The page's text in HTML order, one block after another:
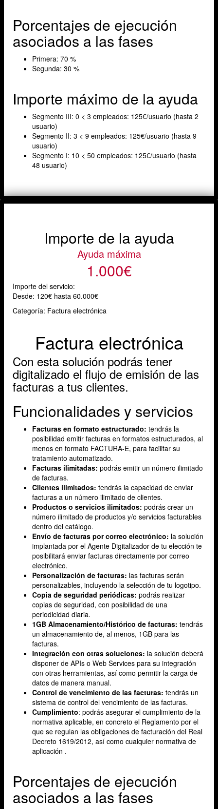
Porcentajes de ejecución
asociados a las fases
Primera: 70 %
Segunda: 30 %
Importe máximo de la ayuda
Segmento III: 0 < 3 empleados: 125€/usuario (hasta 2
usuario)
Segmento II: 3 < 9 empleados: 125€/usuario (hasta 9
usuario)
Segmento I: 10 < 50 empleados: 125€/usuario (hasta
48 usuario)
Importe de la ayuda
Ayuda máxima
1.000€
Importe del servicio:
Desde: 120€ hasta 60.000€
Categoría: Factura electrónica
Factura electrónica
Con esta solución podrás tener
digitalizado el flujo de emisión de las
facturas a tus clientes.
Funcionalidades y servicios
Facturas en formato estructurado: tendrás la
posibilidad emitir facturas en formatos estructurados, al
menos en formato FACTURA-E, para facilitar su
tratamiento automatizado.
Facturas ilimitadas: podrás emitir un número ilimitado
de facturas.
Clientes ilimitados: tendrás la capacidad de enviar
facturas a un número ilimitado de clientes.
Productos o servicios ilimitados: podrás crear un
número ilimitado de productos y/o servicios facturables
dentro del catálogo.
Envío de facturas por correo electrónico: la solución
implantada por el Agente Digitalizador de tu elección te
posibilitará enviar facturas directamente por correo
electrónico.
Personalización de facturas: las facturas serán
personalizables, incluyendo la selección de tu logotipo.
Copia de seguridad periódicas: podrás realizar
copias de seguridad, con posibilidad de una
periodicidad diaria.
1GB Almacenamiento/Histórico de facturas: tendrás
un almacenamiento de, al menos, 1GB para las
facturas.
Integración con otras soluciones: la solución deberá
disponer de APIs o Web Services para su integración
con otras herramientas, así como permitir la carga de
datos de manera manual.
Control de vencimiento de las facturas: tendrás un
sistema de control del vencimiento de las facturas.
Cumplimiento: podrás asegurar el cumplimiento de la
normativa aplicable, en concreto el Reglamento por el
que se regulan las obligaciones de facturación del Real
Decreto 1619/2012, así como cualquier normativa de
aplicación .
Porcentajes de ejecución
asociados a las fases